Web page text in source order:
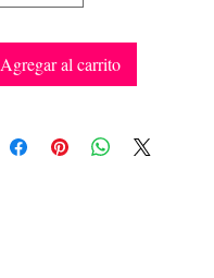
Agregar al carrito